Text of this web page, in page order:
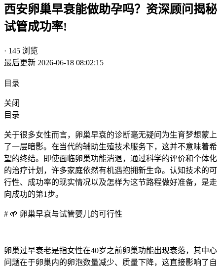
西安卵巢早衰能做助孕吗？资深顾问揭秘
试管成功率!
· 145 浏览
最后更新 2026-06-18 08:02:15
目录
关闭
目录
关于很多女性而言，卵巢早衰的诊断毫无疑问为生育梦想蒙上
了一层暗影。在当代的辅助生殖技术服务下，这并不意味着希
望的终结。即使面临卵巢功能消退，通过科学的评价和个体化
的治疗计划，许多家庭依然有机遇抱拥新生命。认知技术的可
行性、成功率的现实情况以及怎样为这节路程做好准备，是走
向成功的第1步。
# 🌱 卵巢早衰与试管婴儿的可行性
卵巢过早衰老是指女性在40岁之前卵巢功能出现衰落，其中心
问题在于卵巢内的卵泡数量减少、质量下降，这直接影响了自